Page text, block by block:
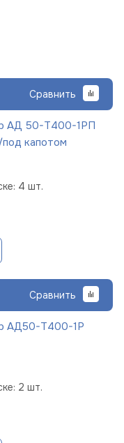
Сравнить
АД 50-Т400-1РП
капотом
4 шт.
Сравнить
АД50-Т400-1Р
2 шт.